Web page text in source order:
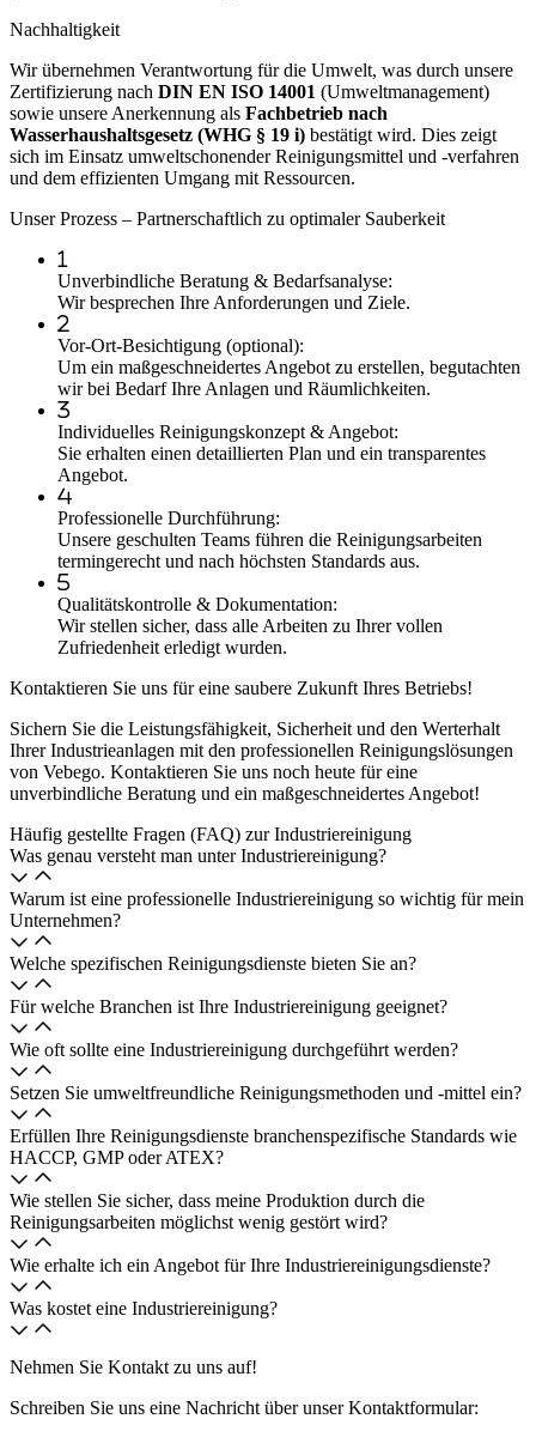
Nachhaltigkeit
Wir übernehmen Verantwortung für die Umwelt, was durch unsere
Zertifizierung nach DIN EN ISO 14001 (Umweltmanagement)
sowie unsere Anerkennung als Fachbetrieb nach
Wasserhaushaltsgesetz (WHG § 19 i) bestätigt wird. Dies zeigt
sich im Einsatz umweltschonender Reinigungsmittel und -verfahren
und dem effizienten Umgang mit Ressourcen.
Unser Prozess – Partnerschaftlich zu optimaler Sauberkeit
Unverbindliche Beratung & Bedarfsanalyse:
Wir besprechen Ihre Anforderungen und Ziele.
Vor-Ort-Besichtigung (optional):
Um ein maßgeschneidertes Angebot zu erstellen, begutachten
wir bei Bedarf Ihre Anlagen und Räumlichkeiten.
Individuelles Reinigungskonzept & Angebot:
Sie erhalten einen detaillierten Plan und ein transparentes
Angebot.
Professionelle Durchführung:
Unsere geschulten Teams führen die Reinigungsarbeiten
termingerecht und nach höchsten Standards aus.
Qualitätskontrolle & Dokumentation:
Wir stellen sicher, dass alle Arbeiten zu Ihrer vollen
Zufriedenheit erledigt wurden.
Kontaktieren Sie uns für eine saubere Zukunft Ihres Betriebs!
Sichern Sie die Leistungsfähigkeit, Sicherheit und den Werterhalt
Ihrer Industrieanlagen mit den professionellen Reinigungslösungen
von Vebego. Kontaktieren Sie uns noch heute für eine
unverbindliche Beratung und ein maßgeschneidertes Angebot!
Häufig gestellte Fragen (FAQ) zur Industriereinigung
Was genau versteht man unter Industriereinigung?
Warum ist eine professionelle Industriereinigung so wichtig für mein
Unternehmen?
Welche spezifischen Reinigungsdienste bieten Sie an?
Für welche Branchen ist Ihre Industriereinigung geeignet?
Wie oft sollte eine Industriereinigung durchgeführt werden?
Setzen Sie umweltfreundliche Reinigungsmethoden und -mittel ein?
Erfüllen Ihre Reinigungsdienste branchenspezifische Standards wie
HACCP, GMP oder ATEX?
Wie stellen Sie sicher, dass meine Produktion durch die
Reinigungsarbeiten möglichst wenig gestört wird?
Wie erhalte ich ein Angebot für Ihre Industriereinigungsdienste?
Was kostet eine Industriereinigung?
Nehmen Sie Kontakt zu uns auf!
Schreiben Sie uns eine Nachricht über unser Kontaktformular: